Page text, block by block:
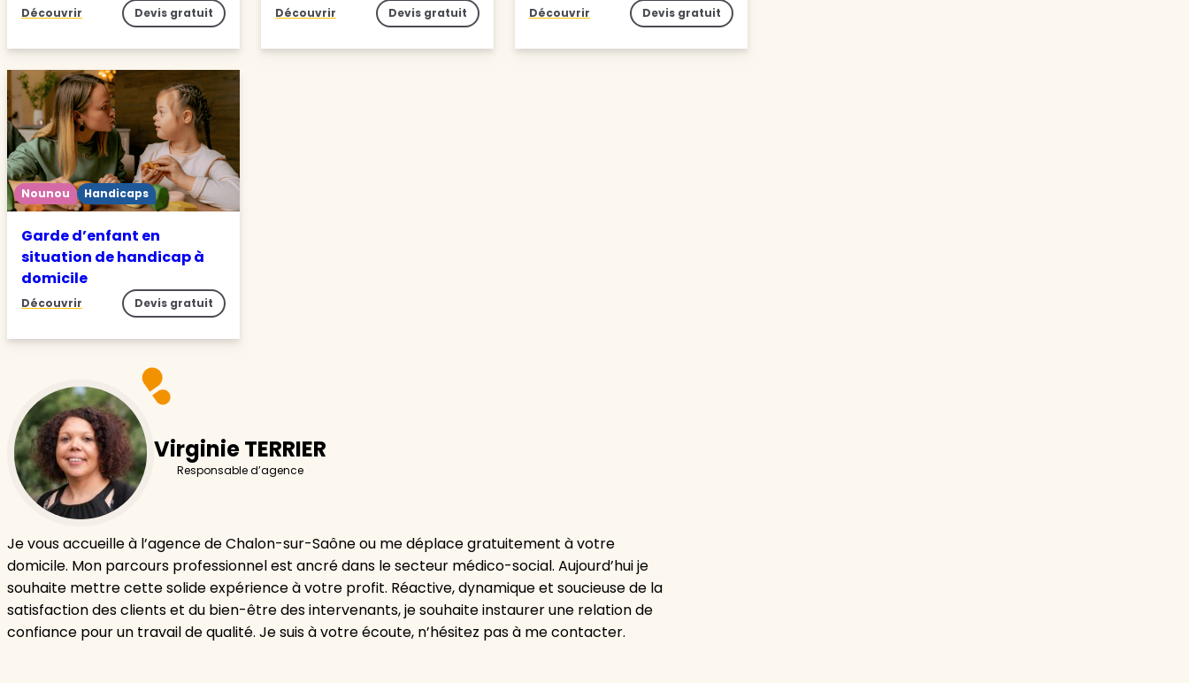
Découvrir Devis gratuit Découvrir Devis gratuit Découvrir Devis gratuit
Nounou Handicaps
Garde d’enfant en
situation de handicap à
domicile
Découvrir Devis gratuit
Virginie TERRIER
Responsable d’agence
Je vous accueille à l’agence de Chalon-sur-Saône ou me déplace gratuitement à votre
domicile. Mon parcours professionnel est ancré dans le secteur médico-social. Aujourd’hui je
souhaite mettre cette solide expérience à votre profit. Réactive, dynamique et soucieuse de la
satisfaction des clients et du bien-être des intervenants, je souhaite instaurer une relation de
confiance pour un travail de qualité. Je suis à votre écoute, n’hésitez pas à me contacter.